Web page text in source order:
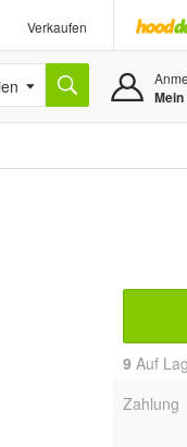
Verkaufen
Mein
9 Auf
Zahlung